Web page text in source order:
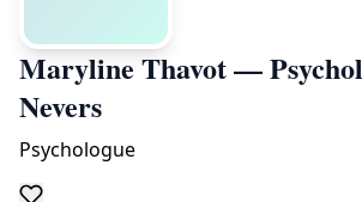
Maryline Thavot —
Nevers
Psychologue